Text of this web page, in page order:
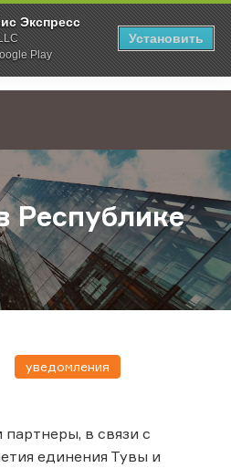
Экспресс
Play
Установить
Выходные в Республике Тыва
Республике
уведомления
в связи с
единения Тувы и